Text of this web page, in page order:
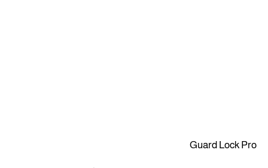
Guard Lock Pro